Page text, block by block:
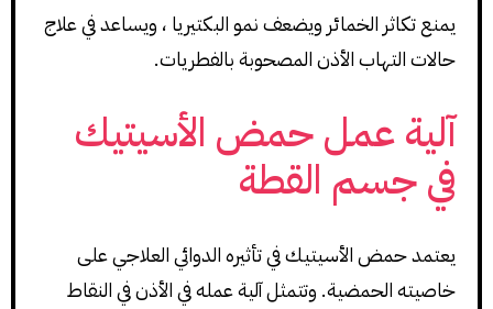
يمنع تكاثر الخمائر ويضعف نمو البكتيريا ، ويساعد في علاج
حالات التهاب الأذن المصحوبة بالفطريات.
آلية عمل حمض الأسيتيك
في جسم القطة
يعتمد حمض الأسيتيك في تأثيره الدوائي العلاجي على
خاصيته الحمضية. وتتمثل آلية عمله في الأذن في النقاط